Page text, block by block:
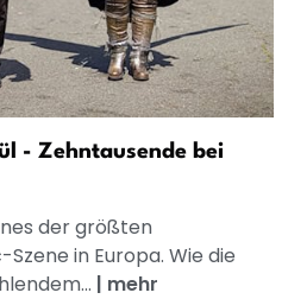
- Zehntausende bei
der größten
in Europa. Wie die
| mehr